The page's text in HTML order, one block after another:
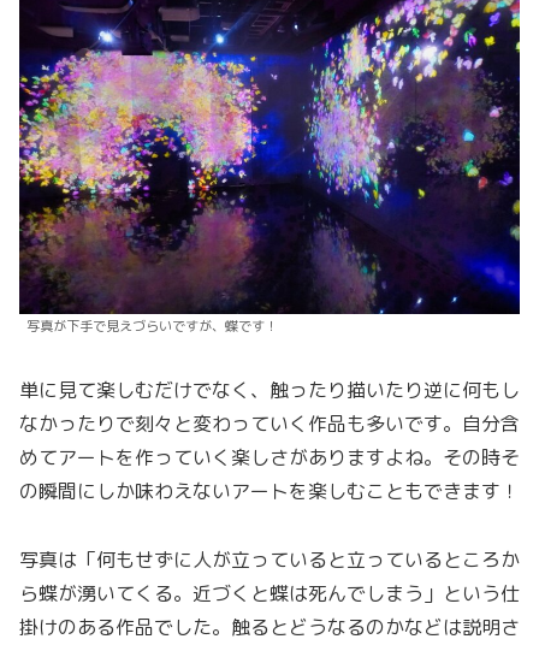
写真が下手で見えづらいですが、蝶です！
単に見て楽しむだけでなく、触ったり描いたり逆に何もし
なかったりで刻々と変わっていく作品も多いです。自分含
めてアートを作っていく楽しさがありますよね。その時そ
の瞬間にしか味わえないアートを楽しむこともできます！
写真は「何もせずに人が立っていると立っているところか
ら蝶が湧いてくる。近づくと蝶は死んでしまう」という仕
掛けのある作品でした。触るとどうなるのかなどは説明さ